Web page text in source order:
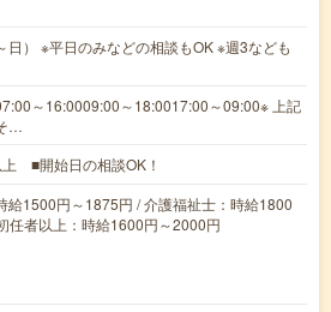
日） ※平日のみなどの相談もOK ※週3なども
～16:0009:00～18:0017:00～09:00※ 上記
…
■開始日の相談OK！
給1500円～1875円 / 介護福祉士：時給1800
任者以上：時給1600円～2000円